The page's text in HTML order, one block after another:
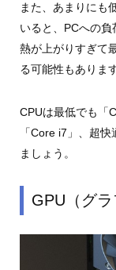
また、あまりにも
いると、PCへの
熱が上がりすぎて
る可能性もあります
CPUは最低でも「
「Core i7」、超
ましょう。
GPU（グラ